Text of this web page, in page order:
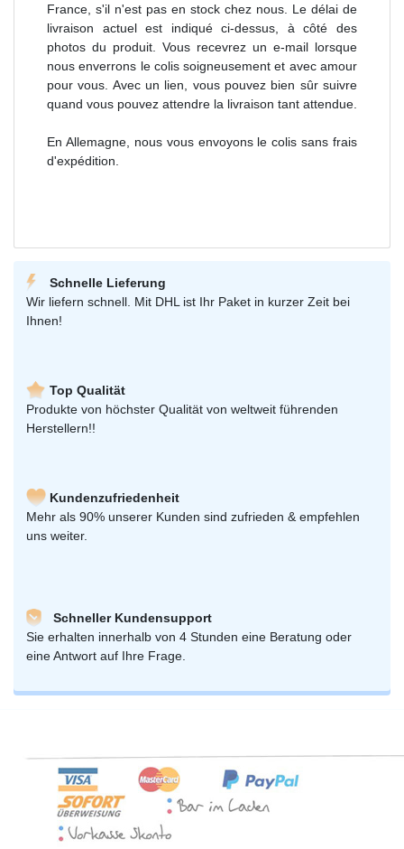
France, s'il n'est pas en stock chez nous. Le délai de
livraison actuel est indiqué ci-dessus, à côté des
photos du produit. Vous recevrez un e-mail lorsque
nous enverrons le colis soigneusement et avec amour
pour vous. Avec un lien, vous pouvez bien sûr suivre
quand vous pouvez attendre la livraison tant attendue.
En Allemagne, nous vous envoyons le colis sans frais
d'expédition.
Schnelle Lieferung
Wir liefern schnell. Mit DHL ist Ihr Paket in kurzer Zeit bei
Ihnen!
Top Qualität
Produkte von höchster Qualität von weltweit führenden
Herstellern!!
Kundenzufriedenheit
Mehr als 90% unserer Kunden sind zufrieden & empfehlen
uns weiter.
Schneller Kundensupport
Sie erhalten innerhalb von 4 Stunden eine Beratung oder
eine Antwort auf Ihre Frage.